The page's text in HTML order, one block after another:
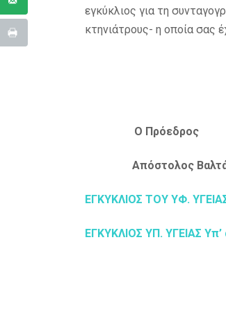
εγκύκλιος για τη
κτηνιάτρους- η οποία σας
Ο
ΕΓΚΥΚΛΙΟΣ ΤΟΥ ΥΦ.
ΕΓΚΥΚΛΙΟΣ ΥΠ. ΥΓΕΙΑΣ